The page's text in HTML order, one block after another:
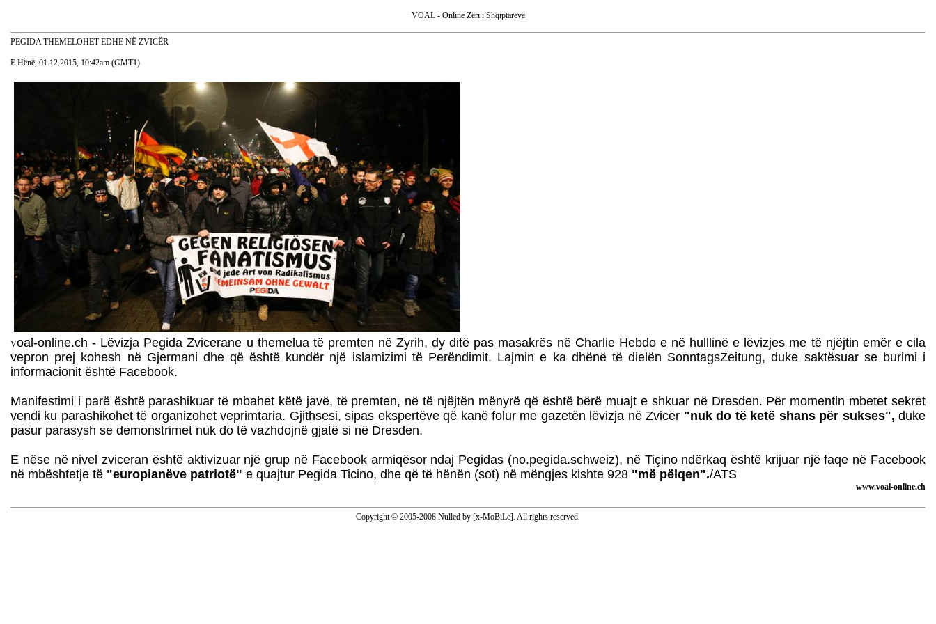
VOAL - Online Zëri i Shqiptarëve
PEGIDA THEMELOHET EDHE NË ZVICËR
E Hënë, 01.12.2015, 10:42am (GMT1)
Voal-online.ch - Lëvizja Pegida Zvicerane u themelua të premten në Zyrih, dy ditë pas masakrës në Charlie Hebdo e në hulllinë e lëvizjes me të njëjtin emër e cila
vepron prej kohesh në Gjermani dhe që është kundër një islamizimi të Perëndimit. Lajmin e ka dhënë të dielën SonntagsZeitung, duke saktësuar se burimi i
informacionit është Facebook.
Manifestimi i parë është parashikuar të mbahet këtë javë, të premten, në të njëjtën mënyrë që është bërë muajt e shkuar në Dresden. Për momentin mbetet sekret
vendi ku parashikohet të organizohet veprimtaria. Gjithsesi, sipas ekspertëve që kanë folur me gazetën lëvizja në Zvicër "nuk do të ketë shans për sukses",duke
pasur parasysh se demonstrimet nuk do të vazhdojnë gjatë si në Dresden.
E nëse në nivel zviceran është aktivizuar një grup në Facebook armiqësor ndaj Pegidas (no.pegida.schweiz), në Tiçino ndërkaq është krijuar një faqe në Facebook
në mbështetje të "europianëve patriotë" e quajtur Pegida Ticino, dhe që të hënën (sot) në mëngjes kishte 928 "më pëlqen"./ATS
www.voal-online.ch
Copyright © 2005-2008 Nulled by [x-MoBiLe]. All rights reserved.